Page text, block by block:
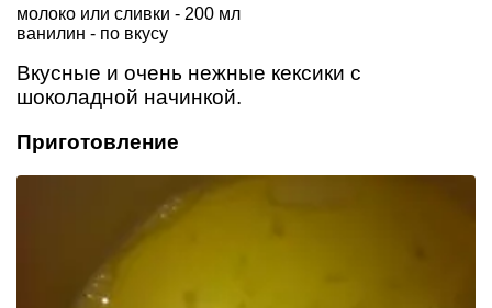
молоко или сливки - 200 мл
ванилин - по вкусу
Вкусные и очень нежные кексики с
шоколадной начинкой.
Приготовление